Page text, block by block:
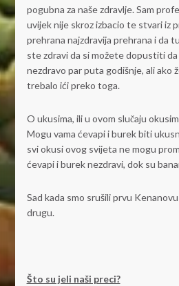
pogubna za naše zdravlje. Sam
uvijek nije skroz izbacio te stvari iz
prehrana najzdravija prehrana i da
ste zdravi da si možete dopustiti
nezdravo par puta godišnje, ali ako
trebalo ići preko toga.
O ukusima, ili u ovom slučaju
Mogu vama ćevapi i burek biti
svi okusi ovog svijeta ne mogu
ćevapi i burek nezdravi, dok su
Sad kada smo srušili prvu
drugu.
Što su jeli naši preci?